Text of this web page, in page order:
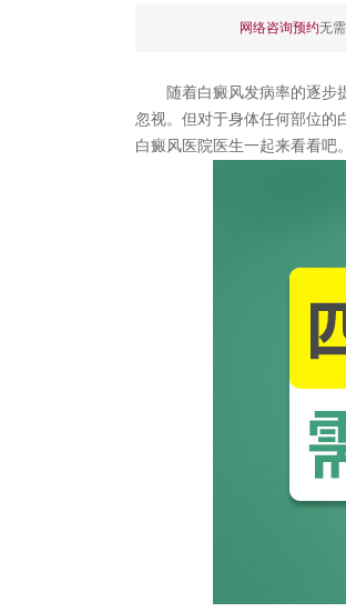
网络咨询预约无
随着白癜风发病率的逐步提
忽视。但对于身体任何部位的
白癜风医院 医生一起来看看吧。